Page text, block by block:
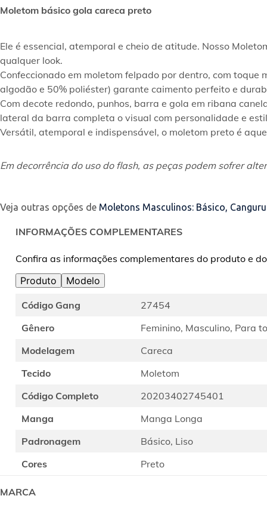
Moletom básico gola careca preto
Ele é essencial, atemporal e cheio de atitude. Nosso
qualquer look.
Confeccionado em moletom felpado por dentro, com
algodão e 50% poliéster) garante caimento perfeito e
Com decote redondo, punhos, barra e gola em ribana
lateral da barra completa o visual com personalidade e
Versátil, atemporal e indispensável, o moletom preto é
Em decorrência do uso do flash, as peças podem sofrer
Veja outras opções de Moletons Masculinos: Básico,
INFORMAÇÕES COMPLEMENTARES
Confira as informações complementares do produto e
Produto
Modelo
Código Gang
27454
Gênero
Feminino, Masculino, Para
Modelagem
Careca
Tecido
Moletom
Código Completo
20203402745401
Manga
Manga Longa
Padronagem
Básico, Liso
Cores
Preto
MARCA